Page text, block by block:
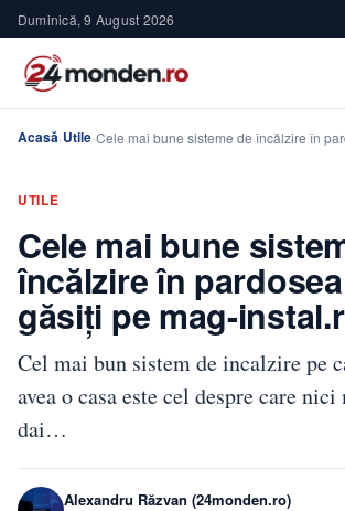
Duminică, 9 August 2026
Acasă›Utile›Cele mai bune sisteme de încălzire în
UTILE
Cele mai bune
încălzire în
găsiți pe mag-
Cel mai bun sistem de incalzire pe
avea o casa este cel despre care
dai…
Alexandru Răzvan (24monden.ro)